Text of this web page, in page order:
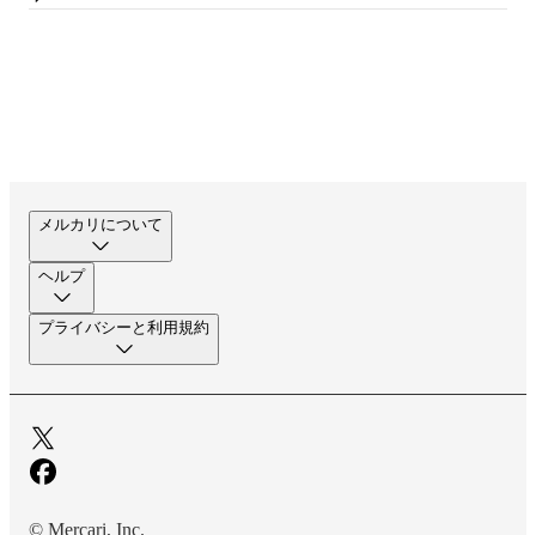
メルカリについて
ヘルプ
プライバシーと利用規約
© Mercari, Inc.